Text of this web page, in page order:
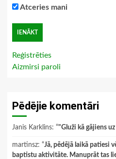
Atceries mani
Reģistrēties
Aizmirsi paroli
Pēdējie komentāri
Janis Karklins: “"Gluži kā gājiens
martinsz: “Jā, pēdējā laikā patiesi
baptistu aktivitāte. Manuprāt tas